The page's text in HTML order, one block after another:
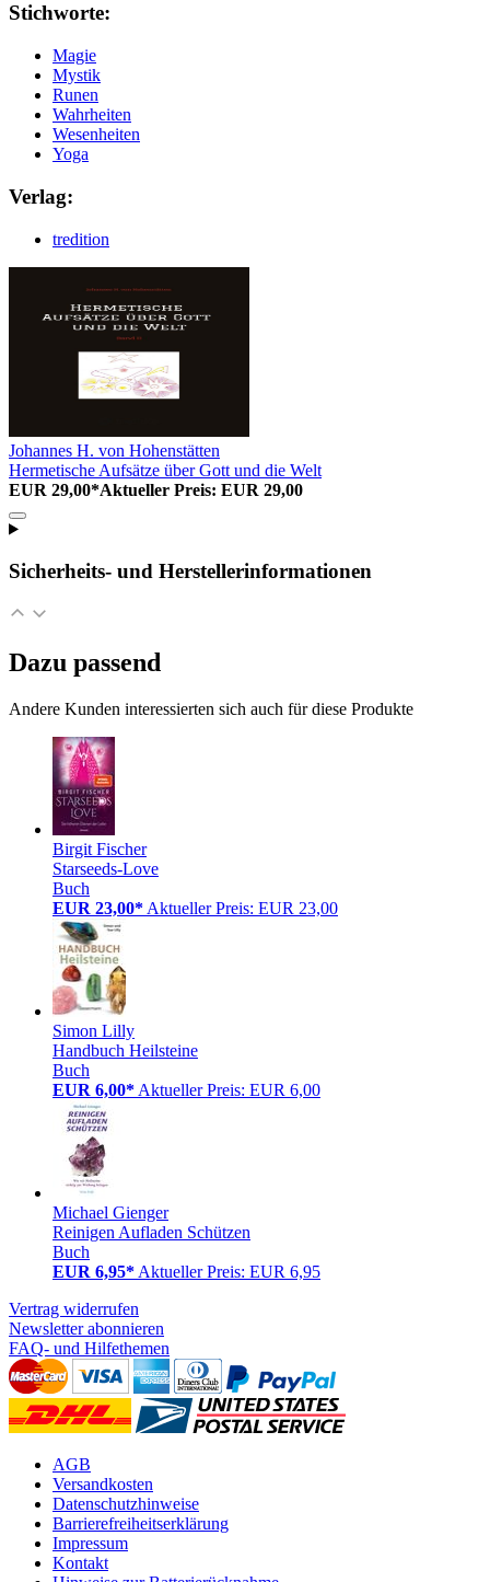
Stichworte:
Magie
Mystik
Runen
Wahrheiten
Wesenheiten
Yoga
Verlag:
tredition
Johannes H. von Hohenstätten
Hermetische Aufsätze über Gott und die Welt
EUR 29,00*Aktueller Preis: EUR 29,00
Sicherheits- und Herstellerinformationen
Dazu passend
Andere Kunden interessierten sich auch für diese Produkte
Birgit Fischer
Starseeds-Love
Buch
EUR 23,00* Aktueller Preis: EUR 23,00
Simon Lilly
Handbuch Heilsteine
Buch
EUR 6,00* Aktueller Preis: EUR 6,00
Michael Gienger
Reinigen Aufladen Schützen
Buch
EUR 6,95* Aktueller Preis: EUR 6,95
Vertrag widerrufen
Newsletter abonnieren
FAQ- und Hilfethemen
AGB
Versandkosten
Datenschutzhinweise
Barrierefreiheitserklärung
Impressum
Kontakt